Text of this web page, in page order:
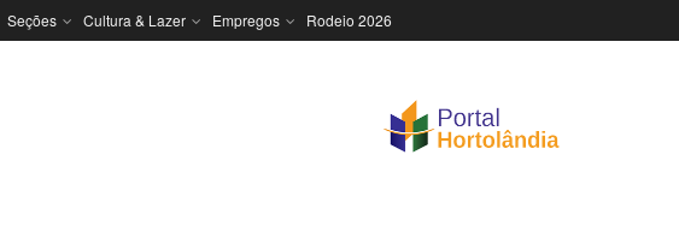
Seções Cultura & Lazer Empregos Rodeio 2026